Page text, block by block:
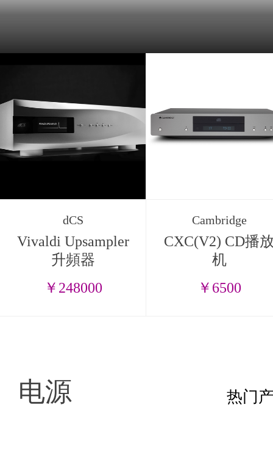
dCS
Vivaldi Upsampler
升頻器
￥248000
Cambridge
CXC(V2) CD播
机
￥6500
电源 热门